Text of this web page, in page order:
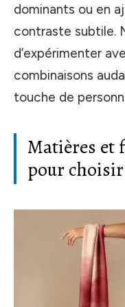
dominants ou en
contraste subtile.
d’expérimenter
combinaisons
touche de
Matières et
pour